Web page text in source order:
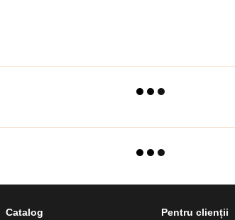
Catalog Pentru clienții